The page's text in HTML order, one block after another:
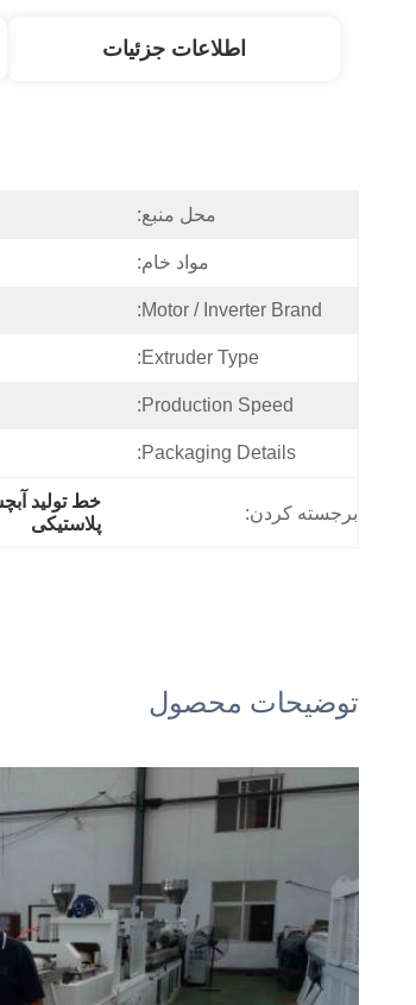
اطلاعات جزئیات
محل منبع:
مواد خام:
Motor / Inverter Brand:
Extruder Type:
Production Speed:
Packaging Details:
برجسته کردن:
پلاستیکی
توضیحات محصول